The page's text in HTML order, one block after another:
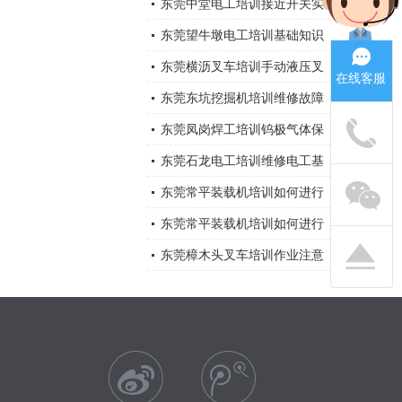
怎样处理？
东莞中堂电工培训接近开关实
物及接线应用
东莞望牛墩电工培训基础知识
东莞横沥叉车培训手动液压叉
车安全注意事项
东莞东坑挖掘机培训维修故障
大全
东莞凤岗焊工培训钨极气体保
护电弧焊
东莞石龙电工培训维修电工基
础知识大全总结
东莞常平装载机培训如何进行
装载机维修与保养？
东莞常平装载机培训如何进行
装载机维修与保养？
东莞樟木头叉车培训作业注意
在线客服